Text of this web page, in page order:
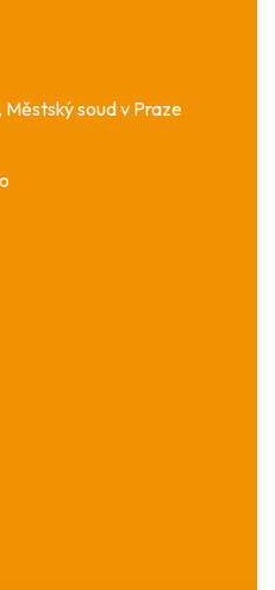
soud v Praze